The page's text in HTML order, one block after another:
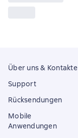
Über uns & Kontakte
Support
Rücksendungen
Mobile
Anwendungen